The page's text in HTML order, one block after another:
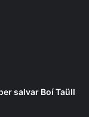
salvar Boí Taüll